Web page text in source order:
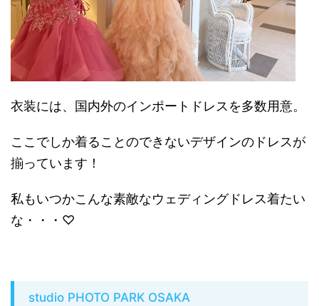
衣装には、国内外のインポートドレスを多数用意。
ここでしか着ることのできないデザインのドレスが
揃っています！
私もいつかこんな素敵なウェディングドレス着たい
な・・・♡
studio PHOTO PARK OSAKA